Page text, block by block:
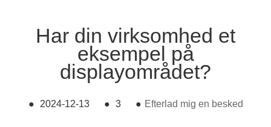
Har din virksomhed et
eksempel på
displayområdet?
● 2024-12-13 ● 3 ● Efterlad mig en besked